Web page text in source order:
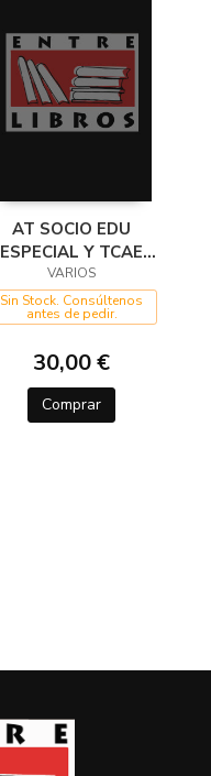
AT SOCIO EDU
ESPECIAL Y TCAE
GENERALITAT TEM
PARTE GRAL
VARIOS
Sin Stock. Consúltenos
antes de pedir.
30,00 €
Comprar